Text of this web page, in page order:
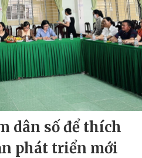
dân số để thích
phát triển mới